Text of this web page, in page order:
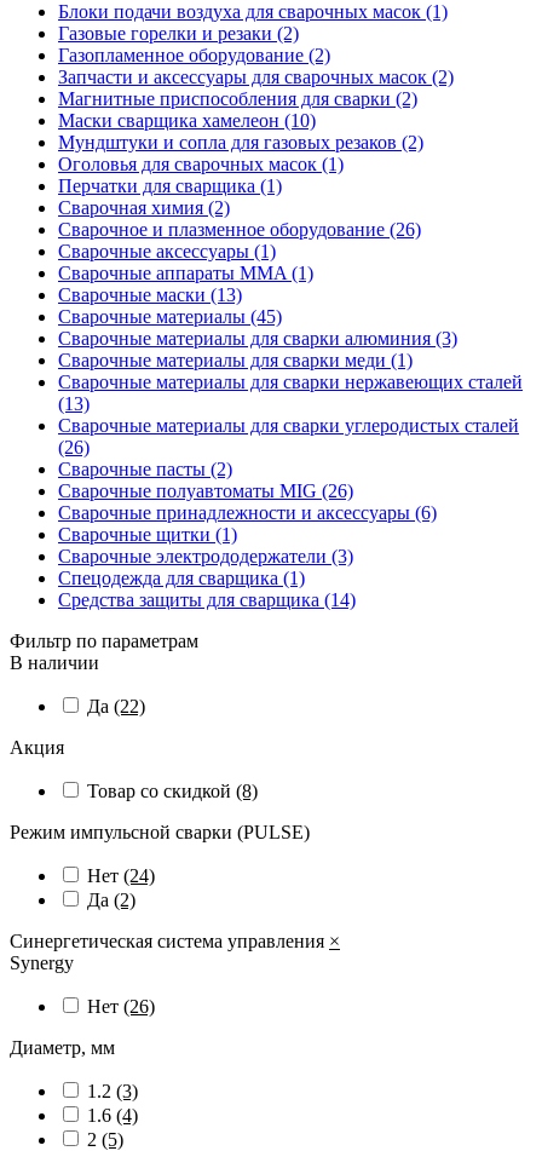
Блоки подачи воздуха для сварочных масок (1)
Газовые горелки и резаки (2)
Газопламенное оборудование (2)
Запчасти и аксессуары для сварочных масок (2)
Магнитные приспособления для сварки (2)
Маски сварщика хамелеон (10)
Мундштуки и сопла для газовых резаков (2)
Оголовья для сварочных масок (1)
Перчатки для сварщика (1)
Сварочная химия (2)
Сварочное и плазменное оборудование (26)
Сварочные аксессуары (1)
Сварочные аппараты MMA (1)
Сварочные маски (13)
Сварочные материалы (45)
Сварочные материалы для сварки алюминия (3)
Сварочные материалы для сварки меди (1)
Сварочные материалы для сварки нержавеющих сталей
(13)
Сварочные материалы для сварки углеродистых сталей
(26)
Сварочные пасты (2)
Сварочные полуавтоматы MIG (26)
Сварочные принадлежности и аксессуары (6)
Сварочные щитки (1)
Сварочные электрододержатели (3)
Спецодежда для сварщика (1)
Средства защиты для сварщика (14)
Фильтр по параметрам
В наличии
Да (22)
Акция
Товар со скидкой (8)
Режим импульсной сварки (PULSE)
Нет (24)
Да (2)
Синергетическая система управления ×
Synergy
Нет (26)
Диаметр, мм
1.2 (3)
1.6 (4)
2 (5)